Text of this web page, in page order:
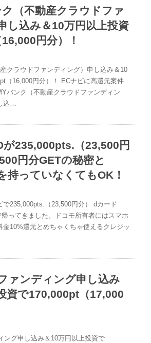
（不動産クラウドファ
し込み＆10万円以上投資
円分）！
クラウドファンディング）申し込み＆10
（16,000円分）！ ECナビに高還元案件
バンク（不動産クラウドファンディン
込…
235,000pts.（23,500円
円分GETの秘密と
持っていなくてもOK！
で235,000pts.（23,500円分） dカード
ってきました。ドコモ所有者にはスマホ
金10%還元とめちゃくちゃ使えるクレジッ
ァンディング申し込み
資で170,000pt（17,000
ング申し込み＆10万円以上投資で